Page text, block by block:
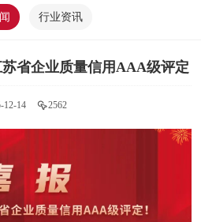
行业资讯
省企业质量信用AAA级评定
12-14 2562